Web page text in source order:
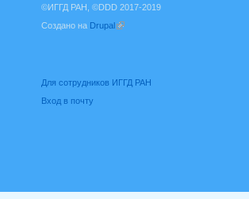
©ИГГД РАН, ©DDD 2017-2019
Создано на Drupal
Для сотрудников ИГГД РАН
Вход в почту